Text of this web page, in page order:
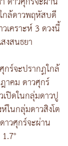
กล้ดาวพฤหัสบดี
เคราะห์ 3 ดวงนี้
งสนธยา
ร์จะปรากฏใกล้
าคม ดาวศุกร์
เปิดในกลุ่มดาวปู
ในกลุ่มดาวสิงโต
าวศุกร์จะผ่าน